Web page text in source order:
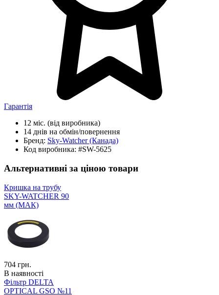
Гарантія
12 міс. (від виробника)
14 днів на обмін/повернення
Бренд: Sky-Watcher(Канада)
Код виробника: #SW-5625
Альтернативні за ціною товари
Кришка на трубу
SKY-WATCHER 90
мм (МАК)
704 грн.
В наявності
Фільтр DELTA
OPTICAL GSO №11